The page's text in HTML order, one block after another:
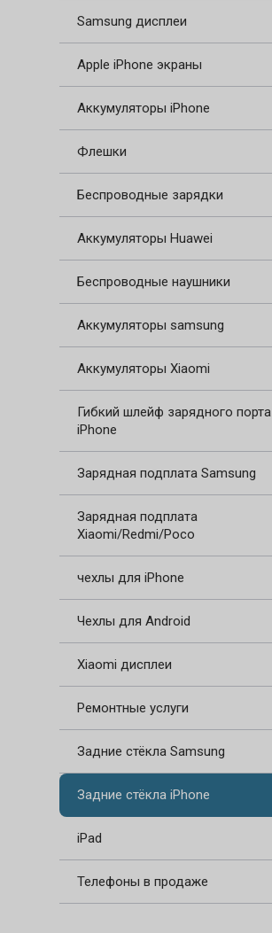
Samsung дисплеи
Apple iPhone экраны
Аккумуляторы iPhone
Флешки
Беспроводные зарядки
Аккумуляторы Huawei
Беспроводные наушники
Аккумуляторы samsung
Аккумуляторы Xiaomi
Гибкий шлейф зарядного порта
iPhone
Зарядная подплата Samsung
Зарядная подплата
Xiaomi/Redmi/Poco
чехлы для iPhone
Чехлы для Android
Xiaomi дисплеи
Ремонтные услуги
Задние стёкла Samsung
Задние стёкла iPhone
iPad
Телефоны в продаже